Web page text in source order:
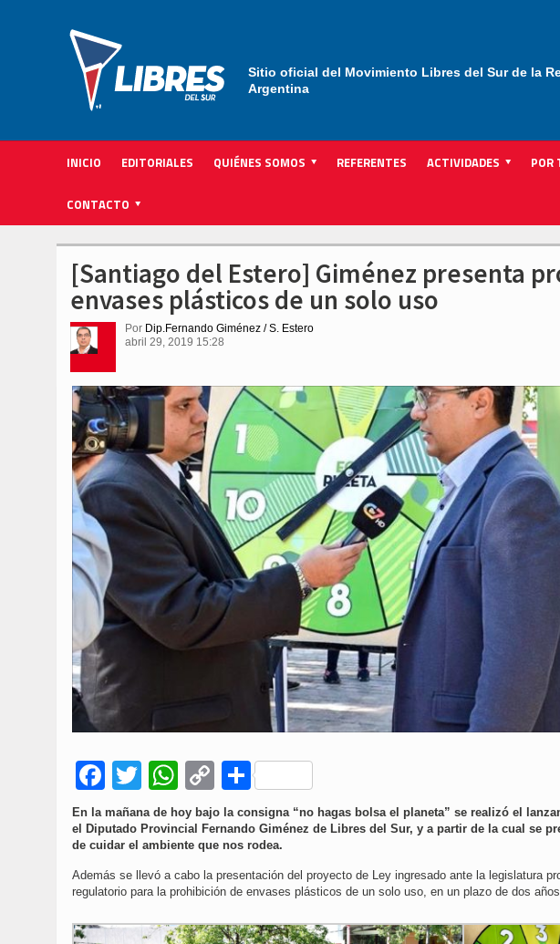
Sitio oficial del Movimiento Libres del Sur de la
Argentina
INICIO EDITORIALES QUIÉNES SOMOS REFERENTES ACTIVIDADES POR
CONTACTO
[Santiago del Estero] Giménez presenta
envases plásticos de un solo uso
Por Dip.Fernando Giménez / S. Estero
abril 29, 2019 15:28
Facebook
TwitterWhatsApp
Copy
Link
Compartir
En la mañana de hoy bajo la consigna “no hagas bolsa el planeta” se realizó el
el Diputado Provincial Fernando Giménez de Libres del Sur, y a partir de la cual se
de cuidar el ambiente que nos rodea.
Además se llevó a cabo la presentación del proyecto de Ley ingresado ante la legislatura
regulatorio para la prohibición de envases plásticos de un solo uso, en un plazo de dos